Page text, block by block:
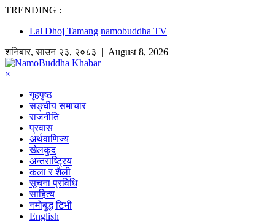
TRENDING :
Lal Dhoj Tamang namobuddha TV
शनिबार,साउन २३, २०८३ | August 8, 2026
×
गृहपृष्ठ
सङ्घीय समाचार
राजनीति
प्रवास
अर्थवाणिज्य
खेलकुद
अन्तराष्ट्रिय
कला र शैली
सूचना प्रविधि
साहित्य
नमोबुद्ध टिभी
English